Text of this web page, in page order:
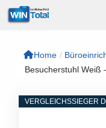
Zum
Inhalt
Home /
Besucherstuhl Weiß
VERGLEICHSSIEGER